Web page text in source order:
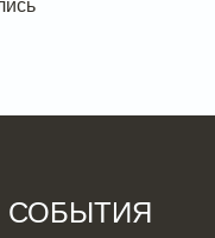
СОБЫТИЯ